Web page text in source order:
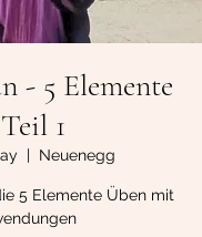
- 5 Elemente
1
  |
Neuenegg
5 Elemente Üben mit